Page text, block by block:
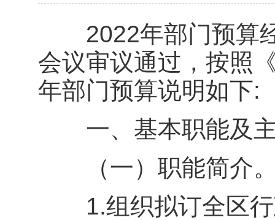
2022年部门预算经
会议审议通过，按照
年部门预算说明如下:
一、基本职能及主
（一）职能简介
1.组织拟订全区行